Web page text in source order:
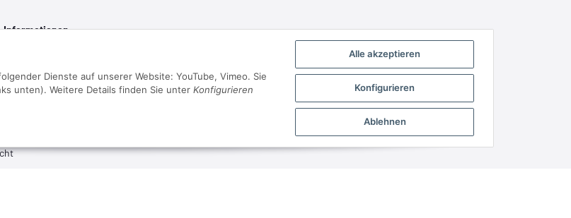
Informationen
Dienste auf unserer Website: YouTube, Vimeo. Sie
unten). Weitere Details finden Sie unter Konfigurieren
Alle akzeptieren
Konfigurieren
Ablehnen